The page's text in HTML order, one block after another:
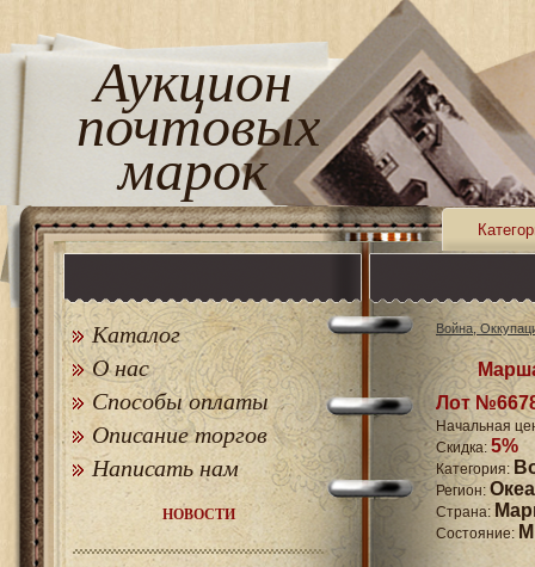
Аукцион
почтовых
марок
Каталог
О нас
Способы оплаты
Описание торгов
Написать нам
НОВОСТИ
Война,
Лот
Начальная
Скидка: 5%
Категория:
Регион:
Страна:
Состояние: